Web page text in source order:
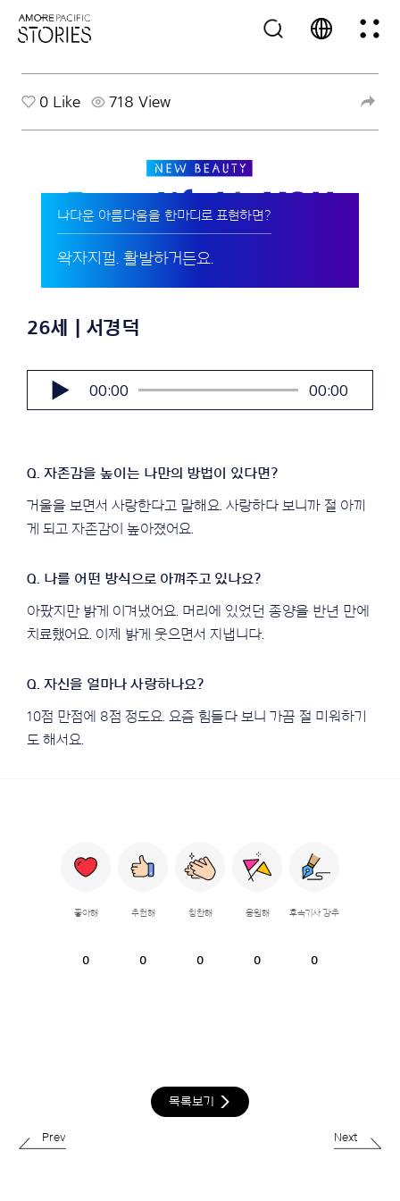
0 Like 718 View
나다운 아름다움을 한마디로 표현하면?
왁자지껄. 활발하거든요.
26세 | 서경덕
이
00:00 00:00
거울을 보면서 사랑한다고 말해요. 사랑하다 보니까 절 아끼
게 되고 자존감이 높아졌어요.
아팠지만 밝게 이겨냈어요. 머리에 있었던 종양을 반년 만에
치료했어요. 이제 밝게 웃으면서 지냅니다.
10점 만점에 8점 정도요. 요즘 힘들다 보니 가끔 절 미워하기
도 해서요.
좋아해
0
추천해
0
칭찬해
0
응원해
0
후속기사 강추
0
목록보기
Prev Next